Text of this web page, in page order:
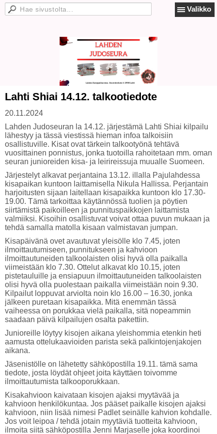
Valikko
Lahti Shiai 14.12. talkootiedote
20.11.2024
Lahden Judoseuran la 14.12. järjestämä Lahti Shiai kilpailu
lähestyy ja tässä viestissä hieman infoa talkoisiin
osallistuville. Kisat ovat tärkein talkootyönä tehtävä
vuosittainen ponnistus, jonka tuotoilla rahoitetaan mm. oman
seuran junioreiden kisa- ja leirireissuja muualle Suomeen.
Järjestelyt alkavat perjantaina 13.12. illalla Pajulahdessa
kisapaikan kuntoon laittamisella Nikula Hallissa. Perjantain
harjoitusten sijaan laitellaan kisapaikka kuntoon klo 17.30-
19.00. Tämä tarkoittaa käytännössä tuolien ja pöytien
siirtämistä paikoilleen ja punnituspaikkojen laittamista
valmiiksi. Kisoihin osallistuvat voivat ottaa puvun mukaan ja
tehdä samalla matolla kisaan valmistavan jumpan.
Kisapäivänä ovet avautuvat yleisölle klo 7.45, joten
ilmoittautumiseen, punnitukseen ja kahvioon
ilmoittautuneiden talkoolaisten olisi hyvä olla paikalla
viimeistään klo 7.30. Ottelut alkavat klo 10.15, joten
pistetauluille ja ensiapuun ilmoittautuneiden talkoolaisten
olisi hyvä olla puolestaan paikalla viimeistään noin 9.30.
Kilpailut loppuvat arviolta noin klo 16.00 – 16.30, jonka
jälkeen puretaan kisapaikka. Mitä enemmän tässä
vaiheessa on porukkaa vielä paikalla, sitä nopeammin
saadaan päivä kilpailujen osalta pakettiin.
Junioreille löytyy kisojen aikana yleishommia etenkin heti
aamusta ottelukaavioiden parista sekä palkintojenjakojen
aikana.
Jäsenistölle on lähetetty sähköpostilla 19.11. tämä sama
tiedote, josta löydät ohjeet joita käyttäen toivomme
ilmoittautumista talkooporukkaan.
Kisakahvioon kaivataan kisojen ajaksi myytävää ja
kahvioon henkilökuntaa. Jos pääset paikalle kisojen ajaksi
kahvioon, niin lisää nimesi Padlet seinälle kahvion kohdalle.
Jos voit leipoa / tehdä jotain myytäviä tuotteita kahvioon,
ilmoita siitä sähköpostilla Jenni Marjaselle joka koordinoi